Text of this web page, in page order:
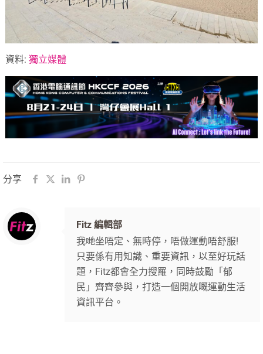
資料:獨立媒體
分享
Fitz 編輯部
我哋坐唔定、無時停，唔做運動唔舒服!
只要係有用知識、重要資訊，以至好玩話
題，Fitz都會全力搜羅，同時鼓勵「郁
民」齊齊參與，打造一個開放嘅運動生活
資訊平台。